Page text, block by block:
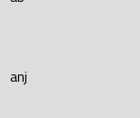
anj